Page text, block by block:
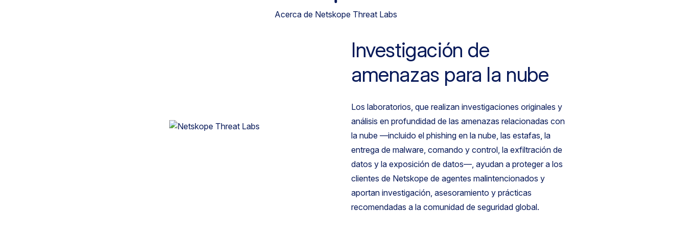
Acerca de Netskope Threat Labs
Investigación de
amenazas para la nube
Los laboratorios, que realizan investigaciones originales y
análisis en profundidad de las amenazas relacionadas con
la nube —incluido el phishing en la nube, las estafas, la
entrega de malware, comando y control, la exfiltración de
datos y la exposición de datos—, ayudan a proteger a los
clientes de Netskope de agentes malintencionados y
aportan investigación, asesoramiento y prácticas
recomendadas a la comunidad de seguridad global.